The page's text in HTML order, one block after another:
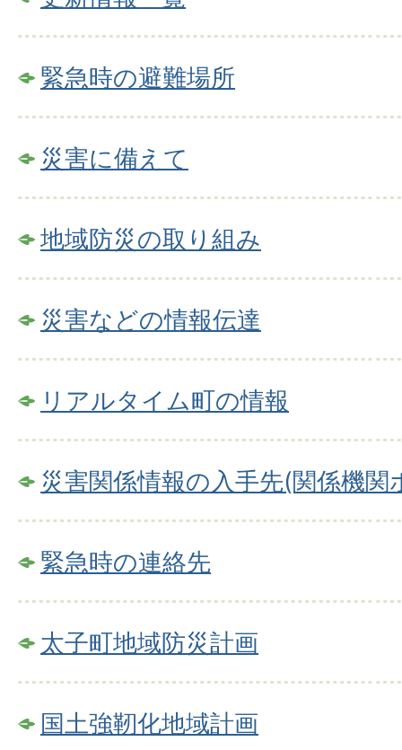
緊急時の避難場所
災害に備えて
地域防災の取り組み
災害などの情報伝達
リアルタイム町の情報
災害関係情報の入手先(関係機関
緊急時の連絡先
太子町地域防災計画
国土強靭化地域計画